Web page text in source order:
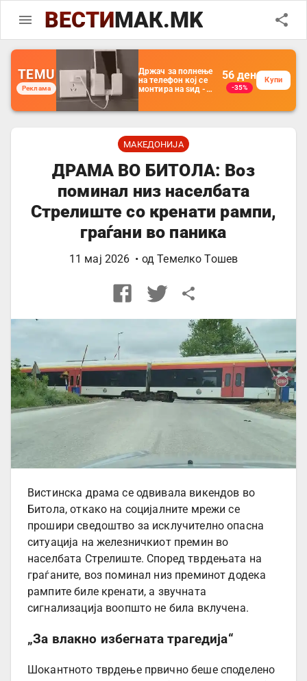
ВЕСТИМАК.MK
TEMU
Реклама
Држач за полнење
на телефон кој се
монтира на ѕид -
организатор за
далечински
управувач
56 ден
-35%
Купи
МАКЕДОНИЈА
ДРАМА ВО БИТОЛА: Воз
поминал низ населбата
Стрелиште со кренати рампи,
граѓани во паника
11 мај 2026 • одТемелко Тошев
Вистинска драма се одвивала викендов во
Битола, откако на социјалните мрежи се
прошири сведоштво за исклучително опасна
ситуација на железничкиот премин во
населбата Стрелиште. Според тврдењата на
граѓаните, воз поминал низ преминот додека
рампите биле кренати, а звучната
сигнализација воопшто не била вклучена.
„За влакно избегната трагедија“
Шокантното тврдење првично беше споделено